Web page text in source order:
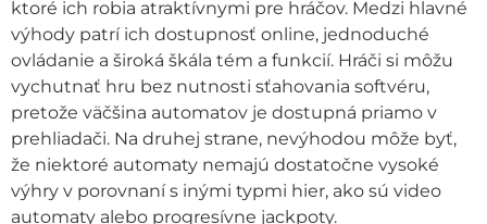
ktoré ich robia atraktívnymi pre hráčov. Medzi hlavné
výhody patrí ich dostupnosť online, jednoduché
ovládanie a široká škála tém a funkcií. Hráči si môžu
vychutnať hru bez nutnosti sťahovania softvéru,
pretože väčšina automatov je dostupná priamo v
prehliadači. Na druhej strane, nevýhodou môže byť,
že niektoré automaty nemajú dostatočne vysoké
výhry v porovnaní s inými typmi hier, ako sú video
automaty alebo progresívne jackpoty.